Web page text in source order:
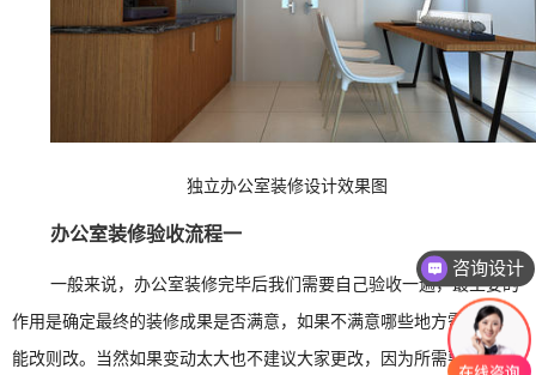
独立办公室装修设计效果图
办公室装修验收流程一
一般来说，办公室装修完毕后我们需要自己验收一遍，最主要的
作用是确定最终的装修成果是否满意，如果不满意哪些地方需要改，
能改则改。当然如果变动太大也不建议大家更改，因为所需要花费的
咨询设计